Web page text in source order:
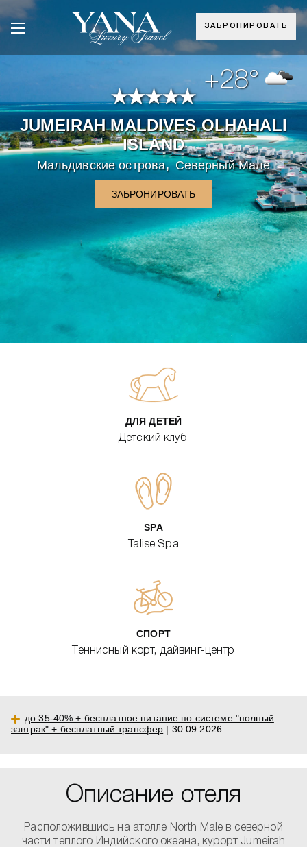
ЗАБРОНИРОВАТЬ
+28°
JUMEIRAH MALDIVES OLHAHALI
ISLAND
Мальдивские острова,Северный Мале
ЗАБРОНИРОВАТЬ
ДЛЯ ДЕТЕЙ
Детский клуб
SPA
Talise Spa
СПОРТ
Теннисный корт, дайвинг-центр
до 35-40% + бесплатное питание по системе "полный
завтрак" + бесплатный трансфер | 30.09.2026
Описание отеля
Расположившись на атолле North Male в северной
части теплого Индийского океана, курорт Jumeirah